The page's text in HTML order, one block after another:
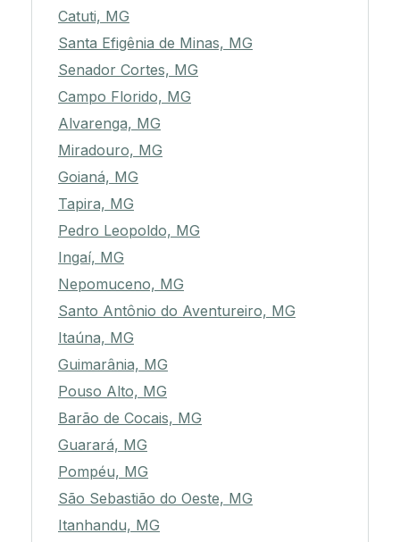
Catuti, MG
Santa Efigênia de Minas, MG
Senador Cortes, MG
Campo Florido, MG
Alvarenga, MG
Miradouro, MG
Goianá, MG
Tapira, MG
Pedro Leopoldo, MG
Ingaí, MG
Nepomuceno, MG
Santo Antônio do Aventureiro, MG
Itaúna, MG
Guimarânia, MG
Pouso Alto, MG
Barão de Cocais, MG
Guarará, MG
Pompéu, MG
São Sebastião do Oeste, MG
Itanhandu, MG